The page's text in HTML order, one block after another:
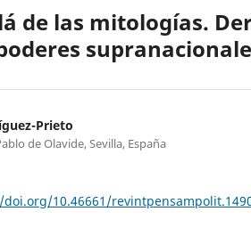
de las mitologías.
Prieto
de Olavide, Sevilla, España
10.46661/